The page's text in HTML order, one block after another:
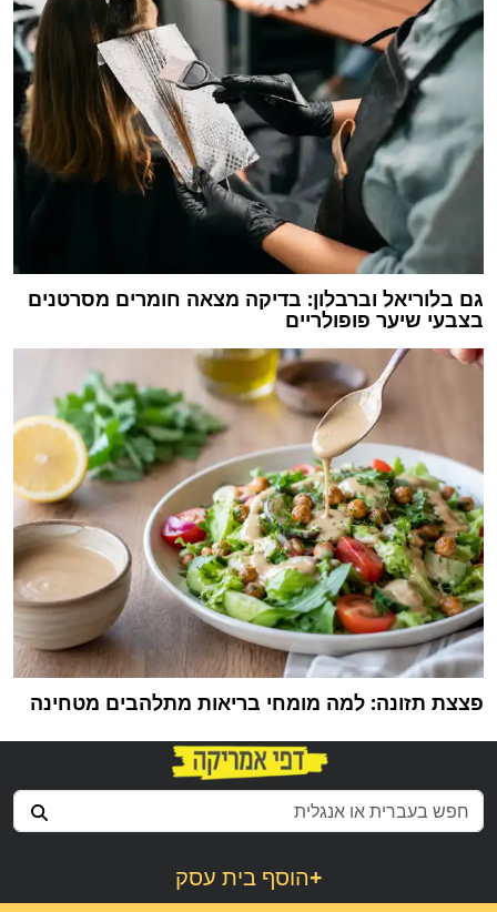
גם בלוריאל וברבלון: בדיקה מצאה חומרים מסרטנים
בצבעי שיער פופולריים
פצצת תזונה: למה מומחי בריאות מתלהבים מטחינה
הוסף בית עסק+